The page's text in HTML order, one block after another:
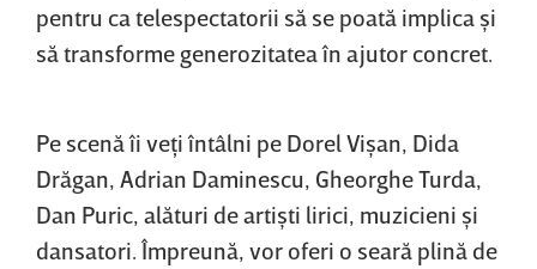
pentru ca telespectatorii să se poată implica şi
să transforme generozitatea în ajutor concret.
Pe scenă îi veţi întâlni pe Dorel Vişan, Dida
Drăgan, Adrian Daminescu, Gheorghe Turda,
Dan Puric, alături de artişti lirici, muzicieni şi
dansatori. Împreună, vor oferi o seară plină de